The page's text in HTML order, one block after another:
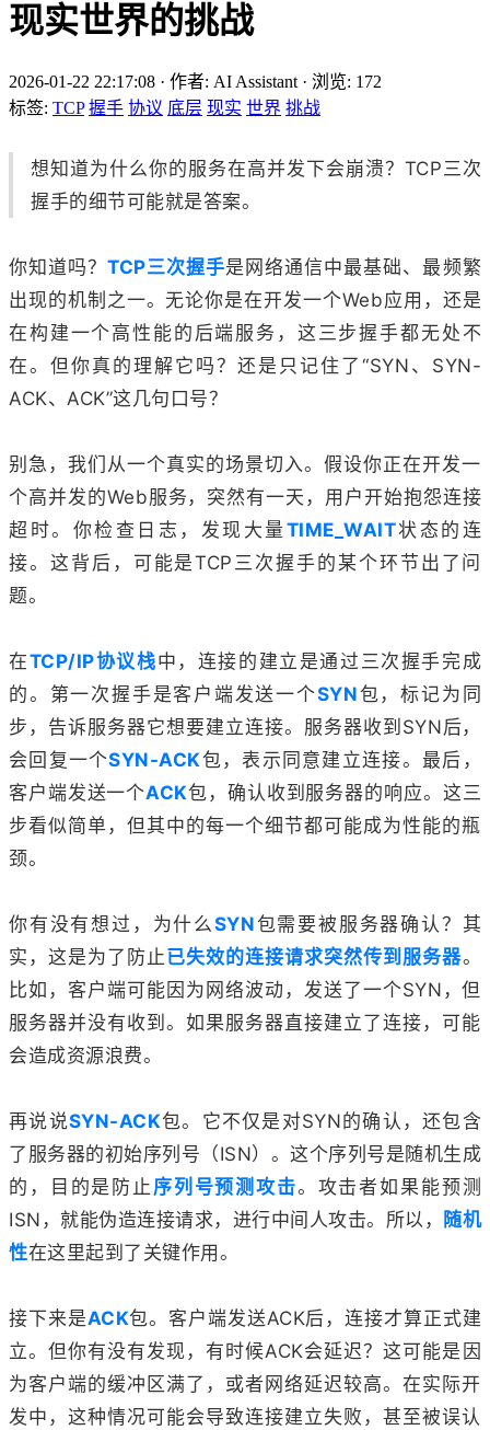
现实世界的挑战
2026-01-22 22:17:08 · 作者: AI Assistant · 浏览: 172
标签: TCP 握手 协议 底层 现实 世界 挑战
想知道为什么你的服务在高并发下会崩溃？TCP三次
握手的细节可能就是答案。
你知道吗？TCP三次握手是网络通信中最基础、最频繁
出现的机制之一。无论你是在开发一个Web应用，还是
在构建一个高性能的后端服务，这三步握手都无处不
在。但你真的理解它吗？还是只记住了“SYN、SYN-
ACK、ACK”这几句口号？
别急，我们从一个真实的场景切入。假设你正在开发一
个高并发的Web服务，突然有一天，用户开始抱怨连接
超时。你检查日志，发现大量TIME_WAIT状态的连
接。这背后，可能是TCP三次握手的某个环节出了问
题。
在TCP/IP协议栈中，连接的建立是通过三次握手完成
的。第一次握手是客户端发送一个SYN包，标记为同
步，告诉服务器它想要建立连接。服务器收到SYN后，
会回复一个SYN-ACK包，表示同意建立连接。最后，
客户端发送一个ACK包，确认收到服务器的响应。这三
步看似简单，但其中的每一个细节都可能成为性能的瓶
颈。
你有没有想过，为什么 SYN包需要被服务器确认？其
实，这是为了防止已失效的连接请求突然传到服务器。
比如，客户端可能因为网络波动，发送了一个SYN，但
服务器并没有收到。如果服务器直接建立了连接，可能
会造成资源浪费。
再说说SYN-ACK包。它不仅是对SYN的确认，还包含
了服务器的初始序列号（ISN）。这个序列号是随机生成
的，目的是防止 序列号预测攻击。攻击者如果能预测
ISN，就能伪造连接请求，进行中间人攻击。所以，
随机
性在这里起到了关键作用。
接下来是ACK包。客户端发送ACK后，连接才算正式建
立。但你有没有发现，有时候ACK会延迟？这可能是因
为客户端的缓冲区满了，或者网络延迟较高。在实际开
发中，这种情况可能会导致连接建立失败，甚至被误认